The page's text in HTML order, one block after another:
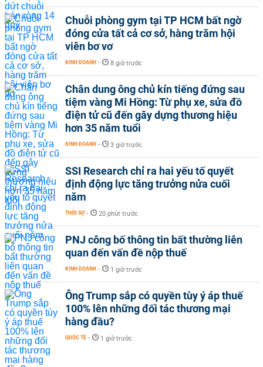
Chuỗi phòng gym tại TP HCM bất ngờ
đóng cửa tất cả cơ sở, hàng trăm hội
viên bơ vơ
KINH DOANH - 8 giờ trước
Chân dung ông chủ kín tiếng đứng sau
tiệm vàng Mi Hồng: Từ phụ xe, sửa đồ
điện tử cũ đến gây dựng thương hiệu
hơn 35 năm tuổi
KINH DOANH - 3 giờ trước
SSI Research chỉ ra hai yếu tố quyết
định động lực tăng trưởng nửa cuối
năm
THỜI SỰ - 20 phút trước
PNJ công bố thông tin bất thường liên
quan đến vấn đề nộp thuế
KINH DOANH - 1 giờ trước
Ông Trump sắp có quyền tùy ý áp thuế
100% lên những đối tác thương mại
hàng đầu?
QUỐC TẾ - 1 giờ trước